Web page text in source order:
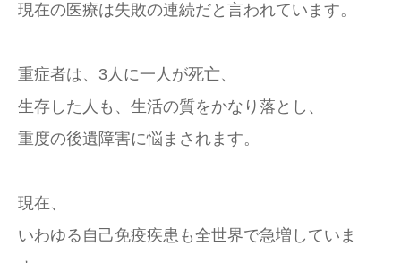
現在の医療は失敗の連続だと言われています。
重症者は、3人に一人が死亡、
生存した人も、生活の質をかなり落とし、
重度の後遺障害に悩まされます。
現在、
いわゆる自己免疫疾患も全世界で急増していま